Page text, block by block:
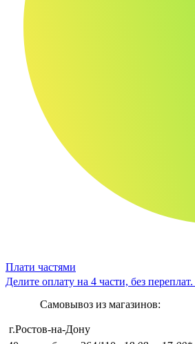
Плати частями
Делите оплату на 4 части, без переплат.
Самовывоз из магазинов:
г.Ростов-на-Дону